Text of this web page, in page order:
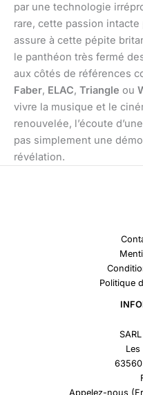
par une technologie
rare, cette passion
assure à cette pépite
le panthéon très fermé
aux côtés de références
Faber, ELAC, Triangle ou
vivre la musique et le
renouvelée, l’écoute
pas simplement une
révélation.
Politique
Les
Appelez-nous